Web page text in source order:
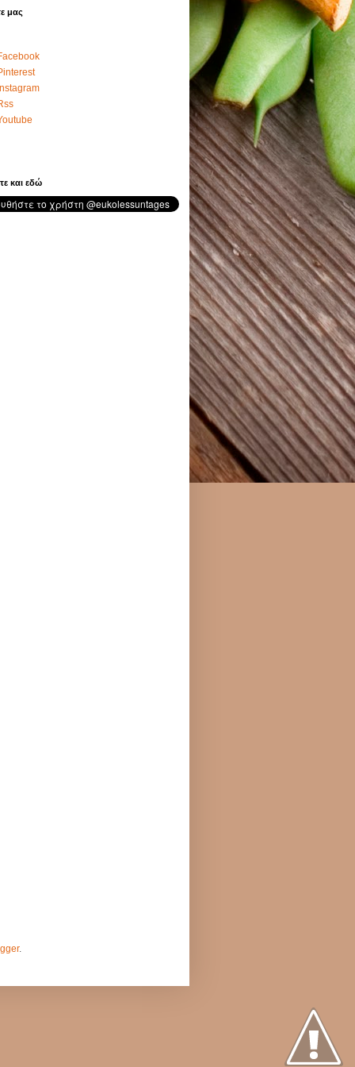
μας
και εδώ
.